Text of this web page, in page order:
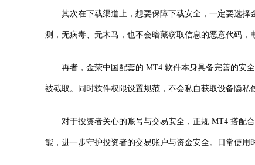
其次在下载渠道上，想要保障下载安全，一定要选择
测，无病毒、无木马，也不会暗藏窃取信息的恶意代码，
再者，金荣中国配套的 MT4 软件本身具备完善的安全
被截取。同时软件权限设置规范，不会私自获取设备隐
对于投资者关心的账号与交易安全，正规 MT4 搭配合
能，进一步守护投资者的交易账户与资金安全。日常使